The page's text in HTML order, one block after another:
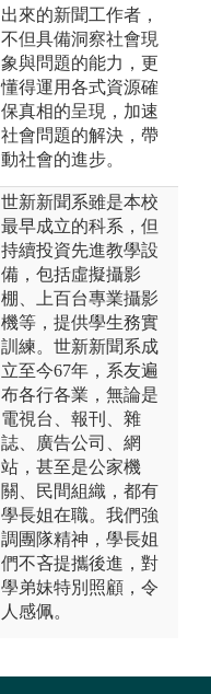
出來的新聞工作者，
不但具備洞察社會現
象與問題的能力，更
懂得運用各式資源確
保真相的呈現，加速
社會問題的解決，帶
動社會的進步。
世新新聞系雖是本校
最早成立的科系，但
持續投資先進教學設
備，包括虛擬攝影
棚、上百台專業攝影
機等，提供學生務實
訓練。世新新聞系成
立至今67年，系友遍
布各行各業，無論是
電視台、報刊、雜
誌、廣告公司、網
站，甚至是公家機
關、民間組織，都有
學長姐在職。我們強
調團隊精神，學長姐
們不吝提攜後進，對
學弟妹特別照顧，令
人感佩。